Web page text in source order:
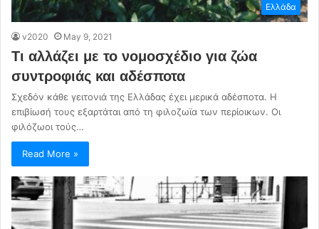
Ελλάδα
v2020 May 9, 2021
Τι αλλάζει με το νομοσχέδιο για ζώα
συντροφιάς και αδέσποτα
Σχεδόν κάθε γειτονιά της Ελλάδας έχει μερικά αδέσποτα. Η
επιβίωσή τους εξαρτάται από τη φιλοζωϊα των περίοικων. Οι
φιλόζωοι τούς…
Read More »